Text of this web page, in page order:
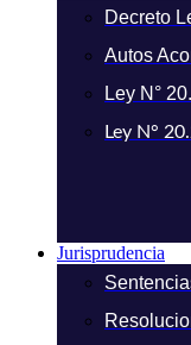
Decreto
Autos
Ley N°
Ley N°
Jurisprudencia